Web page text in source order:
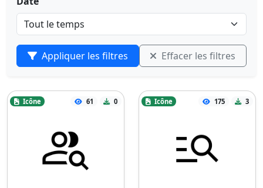
Appliquer les filtres Effacer les filtres
Icône 61 0 Icône 175 3